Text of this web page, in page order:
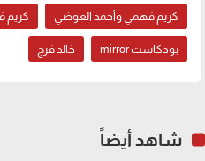
كريم فهمي وأحمد العوضي كريم
بودكاست mirror خالد فرج
شاهد أيضاً